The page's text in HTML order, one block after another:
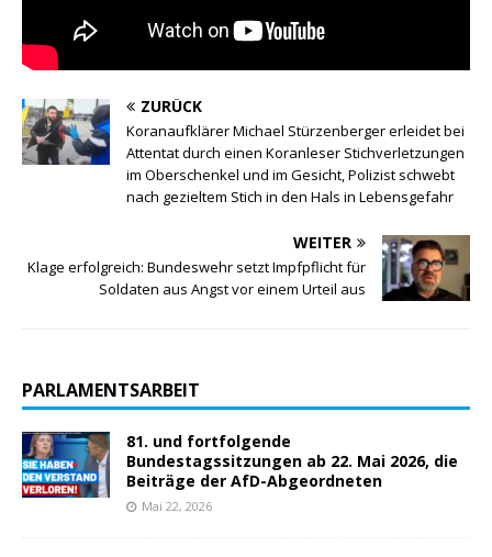
ZURÜCK
Koranaufklärer Michael Stürzenberger erleidet bei
Attentat durch einen Koranleser Stichverletzungen
im Oberschenkel und im Gesicht, Polizist schwebt
nach gezieltem Stich in den Hals in Lebensgefahr
WEITER
Klage erfolgreich: Bundeswehr setzt Impfpflicht für
Soldaten aus Angst vor einem Urteil aus
PARLAMENTSARBEIT
81. und fortfolgende
Bundestagssitzungen ab 22. Mai 2026, die
Beiträge der AfD-Abgeordneten
Mai 22, 2026